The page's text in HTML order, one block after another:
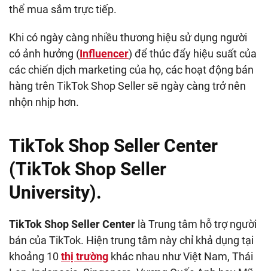
thể mua sắm trực tiếp.
Khi có ngày càng nhiều thương hiệu sử dụng người
có ảnh hưởng (Influencer) để thúc đẩy hiệu suất của
các chiến dịch marketing của họ, các hoạt động bán
hàng trên TikTok Shop Seller sẽ ngày càng trở nên
nhộn nhịp hơn.
TikTok Shop Seller Center
(TikTok Shop Seller
University).
TikTok Shop Seller Center là Trung tâm hỗ trợ người
bán của TikTok. Hiện trung tâm này chỉ khả dụng tại
khoảng 10 thị trường khác nhau như Việt Nam, Thái